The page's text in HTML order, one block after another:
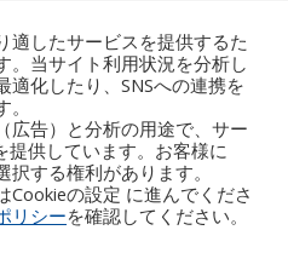
rights reserved. Powered by iGroup
適したサービスを提供するた
。当サイト利用状況を分析し
適化したり、SNSへの連携を
広告）と分析の用途で、サー
提供しています。お客様に
する権利があります。
Cookieの設定 に進んでくださ
リシーを確認してください。